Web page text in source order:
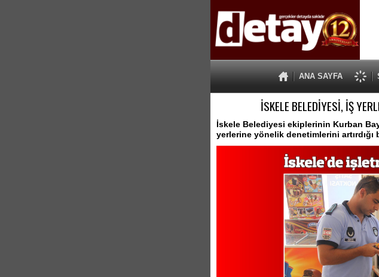
ANA SAYFA
İSKELE BELEDİYESİ, İŞ
İskele Belediyesi ekiplerinin Kurban
yerlerine yönelik denetimlerini artırdığı